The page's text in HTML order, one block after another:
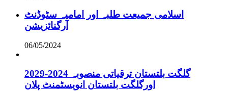
اسلامی جمیعت طلبہ اور امامیہ سٹوڈنٹ
آرگنائزیشن
06/05/2024
گلگت بلتستان ترقیاتی منصوبہ 2024-2029
اورگلگت بلتستان انویسٹمنٹ پلان